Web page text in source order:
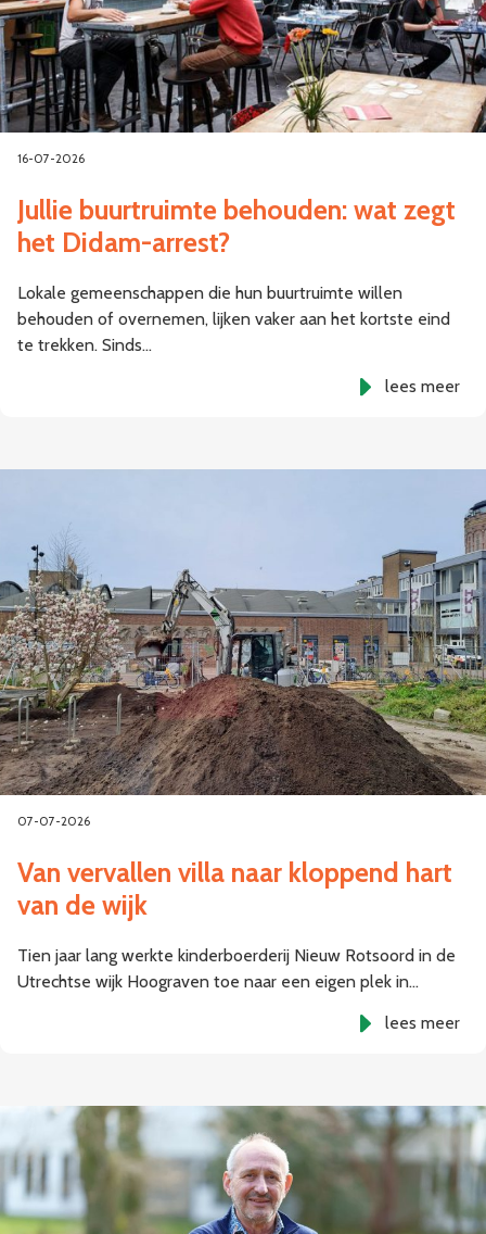
16-07-2026
Jullie buurtruimte behouden: wat zegt
het Didam-arrest?
Lokale gemeenschappen die hun buurtruimte willen
behouden of overnemen, lijken vaker aan het kortste eind
te trekken. Sinds…
lees meer
07-07-2026
Van vervallen villa naar kloppend hart
van de wijk
Tien jaar lang werkte kinderboerderij Nieuw Rotsoord in de
Utrechtse wijk Hoograven toe naar een eigen plek in…
lees meer